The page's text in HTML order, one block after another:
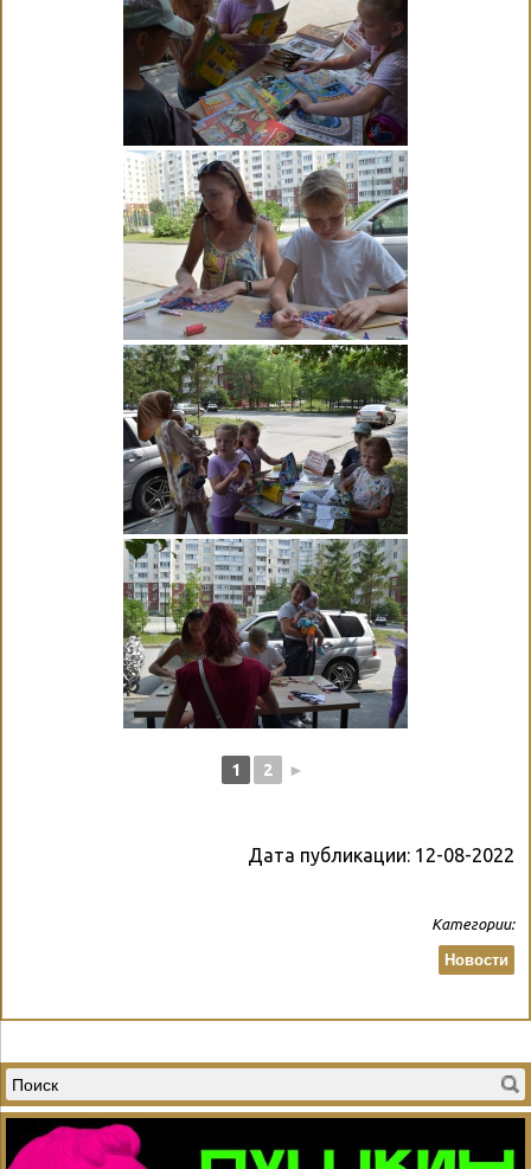
1 2 ►
Дата публикации: 12-08-2022
Категории:
Новости